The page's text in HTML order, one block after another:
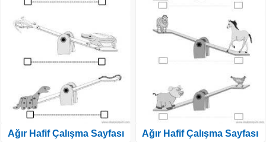
Ağır Hafif Çalışma Sayfası Ağır Hafif Çalışma Sayfası